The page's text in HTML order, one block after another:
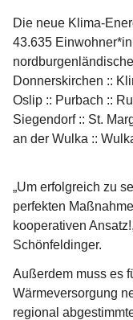
Die neue Klima-
43.635
Donnerskirchen ::
Oslip :: Purbach ::
Siegendorf :: St.
an der Wulka ::
„Um erfolgreich zu
perfekten
kooperativen
Schönfeldinger.
Außerdem muss es
Wärmeversorgung
regional